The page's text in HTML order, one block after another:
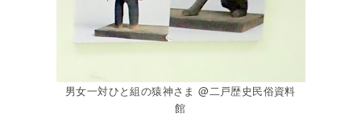
男女一対ひと組の猿神さま @二戸歴史民俗資料
館